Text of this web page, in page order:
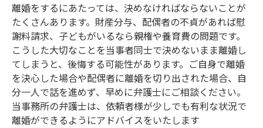
離婚をするにあたっては、決めなければならないことが
たくさんあります。財産分与、配偶者の不貞があれば慰
謝料請求、子どもがいるなら親権や養育費の問題です。
こうした大切なことを当事者同士で決めないまま離婚し
てしまうと、後悔する可能性があります。ご自身で離婚
を決心した場合や配偶者に離婚を切り出された場合、自
分一人で話を進めず、早めに弁護士にご相談ください。
当事務所の弁護士は、依頼者様が少しでも有利な状況で
離婚ができるようにアドバイスをいたします